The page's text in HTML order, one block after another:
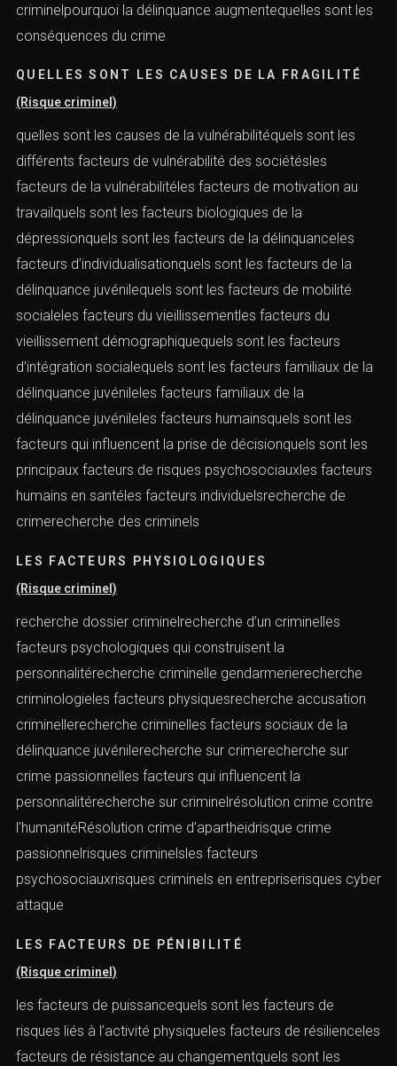
criminelpourquoi la délinquance augmentequelles sont les
conséquences du crime
QUELLES SONT LES CAUSES DE LA FRAGILITÉ
(Risque criminel)
quelles sont les causes de la vulnérabilitéquels sont les
différents facteurs de vulnérabilité des sociétésles
facteurs de la vulnérabilitéles facteurs de motivation au
travailquels sont les facteurs biologiques de la
dépressionquels sont les facteurs de la délinquanceles
facteurs d’individualisationquels sont les facteurs de la
délinquance juvénilequels sont les facteurs de mobilité
socialeles facteurs du vieillissementles facteurs du
vieillissement démographiquequels sont les facteurs
d’intégration socialequels sont les facteurs familiaux de la
délinquance juvénileles facteurs familiaux de la
délinquance juvénileles facteurs humainsquels sont les
facteurs qui influencent la prise de décisionquels sont les
principaux facteurs de risques psychosociauxles facteurs
humains en santéles facteurs individuelsrecherche de
crimerecherche des criminels
LES FACTEURS PHYSIOLOGIQUES
(Risque criminel)
recherche dossier criminelrecherche d’un criminelles
facteurs psychologiques qui construisent la
personnalitérecherche criminelle gendarmerierecherche
criminologieles facteurs physiquesrecherche accusation
criminellerecherche criminelles facteurs sociaux de la
délinquance juvénilerecherche sur crimerecherche sur
crime passionnelles facteurs qui influencent la
personnalitérecherche sur criminelrésolution crime contre
l’humanitéRésolution crime d’apartheidrisque crime
passionnelrisques criminelsles facteurs
psychosociauxrisques criminels en entrepriserisques cyber
attaque
LES FACTEURS DE PÉNIBILITÉ
(Risque criminel)
les facteurs de puissancequels sont les facteurs de
risques liés à l’activité physiqueles facteurs de résilienceles
facteurs de résistance au changementquels sont les